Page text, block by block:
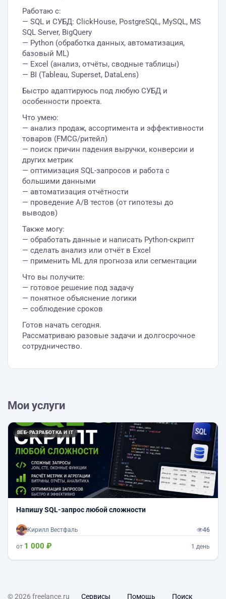
Работаю с:
— SQL и СУБД: ClickHouse, PostgreSQL, MySQL, MS
SQL Server, BigQuery
— Python (обработка данных, автоматизация,
базовый ML)
— Excel (анализ, отчёты, сводные таблицы)
— BI (Tableau, Superset, DataLens)
Быстро адаптируюсь под любую СУБД и
особенности проекта.
Что умею:
— анализ продаж, ассортимента и эффективности
товаров (FMCG/ритейл)
— поиск причин падения выручки, конверсии и
других метрик
— оптимизация SQL-запросов и работа с
большими данными
— автоматизация отчётности
— проведение A/B тестов (от гипотезы до
выводов)
Также могу:
— обработать данные и написать Python-скрипт
— сделать анализ или отчёт в Excel
— применить ML для прогноза или сегментации
Что вы получите:
— готовое решение под задачу
— понятное объяснение логики
— соблюдение сроков
Готов начать сегодня.
Рассматриваю разовые задачи и долгосрочное
сотрудничество.
Мои услуги
ВЕБ-РАЗРАБОТКА И IT
Напишу SQL-запрос любой сложности
Кирилл Вестфаль 46
от 1 000 ₽ 1 день
© 2026 freelance.ru Сервисы Помощь Поиск